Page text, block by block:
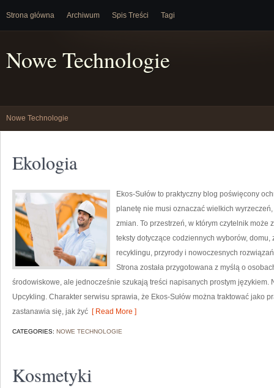
Strona główna Archiwum Spis Treści Tagi
Nowe Technologie
Nowe Technologie
Ekologia
Ekos-Sułów to praktyczny blog poświęcony
planetę nie musi oznaczać wielkich
zmian. To przestrzeń, w którym czytelnik może
teksty dotyczące codziennych wyborów,
recyklingu, przyrody i nowoczesnych
Strona została przygotowana z myślą o
środowiskowe, ale jednocześnie szukają treści napisanych prostym językiem.
Upcykling. Charakter serwisu sprawia, że Ekos-Sułów można traktować jako
zastanawia się, jak żyć [ Read More ]
CATEGORIES: NOWE TECHNOLOGIE
Kosmetyki